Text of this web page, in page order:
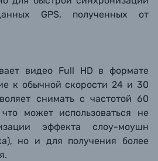
GPS, полученных от
видео Full HD в формате
к обычной скорости 24 и 30
снимать с частотой 60
может использоваться не
эффекта слоу-моушн
но и для получения более